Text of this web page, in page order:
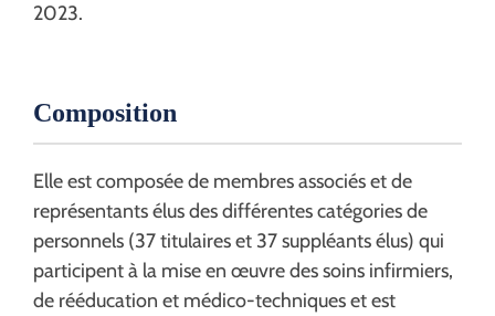
2023.
Composition
Elle est composée de membres associés et de
représentants élus des différentes catégories de
personnels (37 titulaires et 37 suppléants élus) qui
participent à la mise en œuvre des soins infirmiers,
de rééducation et médico-techniques et est